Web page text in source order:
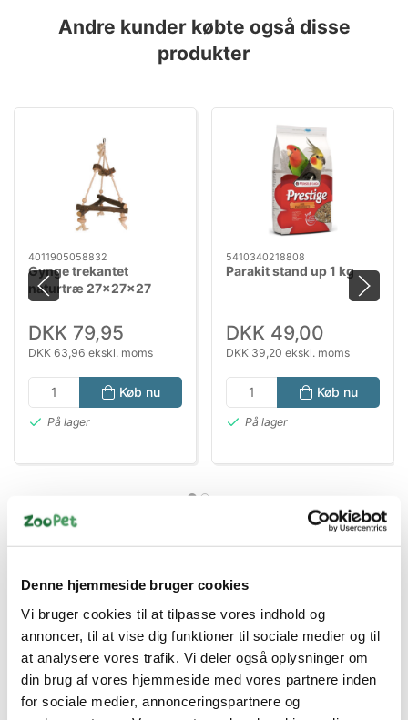
Denne hjemmeside bruger cookies
Vi bruger cookies til at tilpasse vores indhold og
annoncer, til at vise dig funktioner til sociale medier og til
at analysere vores trafik. Vi deler også oplysninger om
din brug af vores hjemmeside med vores partnere inden
for sociale medier, annonceringspartnere og
Andre kunder købte også disse
produkter
4011905058832
Gynge trekantet
naturtræ 27x27x27
DKK 79,95
DKK 63,96 ekskl. moms
Køb nu
På lager
5410340218808
Parakit stand up 1 kg
DKK 49,00
DKK 39,20 ekskl. moms
Køb nu
På lager
Bestsælgende varer i Fuglefoder
Spar 13%